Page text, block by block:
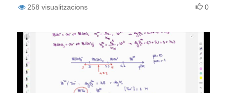
258 visualitzacions 0